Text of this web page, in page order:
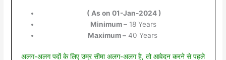
( As on 01-Jan-2024 )
Minimum – 18 Years
Maximum –40 Years
अलग-अलग पदों के लिए उम्र सीमा अलग-अलग है, तो आवेदन करने से पहले